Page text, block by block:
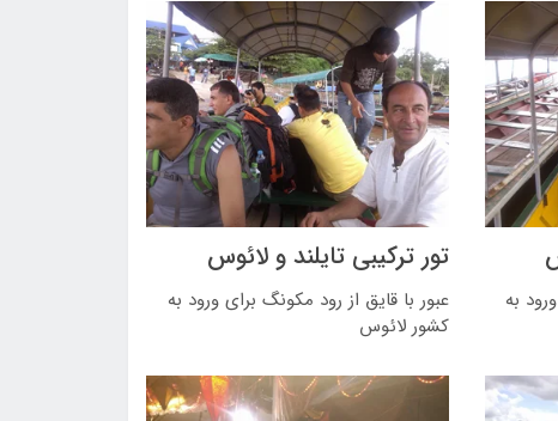
به
تور ترکیبی تایلند و لائوس
عبور با قایق از رود مکونگ برای ورود به
کشور لائوس